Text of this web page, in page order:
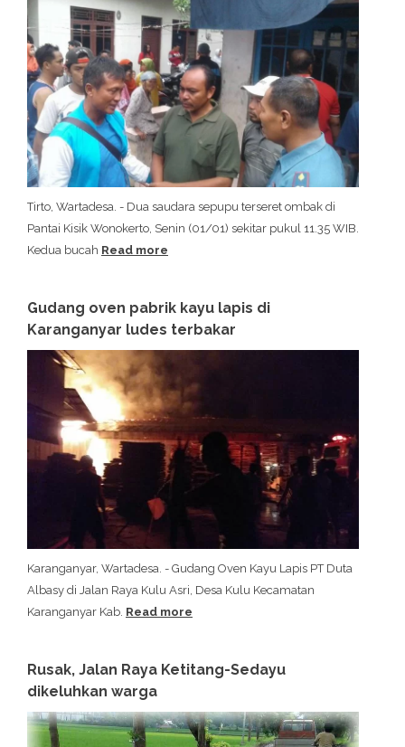
Tirto, Wartadesa. - Dua saudara sepupu terseret ombak di
Pantai Kisik Wonokerto, Senin (01/01) sekitar pukul 11.35 WIB.
Kedua bucah Read more
Gudang oven pabrik kayu lapis di
Karanganyar ludes terbakar
Karanganyar, Wartadesa. - Gudang Oven Kayu Lapis PT Duta
Albasy di Jalan Raya Kulu Asri, Desa Kulu Kecamatan
Karanganyar Kab. Read more
Rusak, Jalan Raya Ketitang-Sedayu
dikeluhkan warga